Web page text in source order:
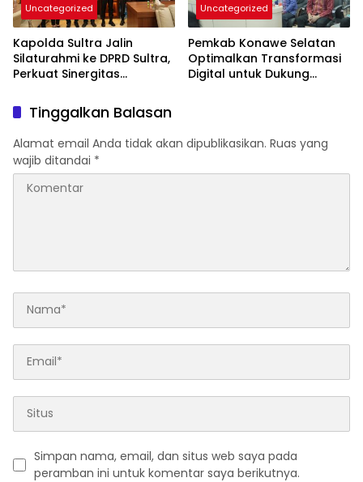
Uncategorized
Kapolda Sultra Jalin
Silaturahmi ke DPRD Sultra,
Perkuat Sinergitas
Kemajuan Daerah
Uncategorized
Pemkab Konawe Selatan
Optimalkan Transformasi
Digital untuk Dukung
Tinggalkan Balasan
Alamat email Anda tidak akan dipublikasikan. Ruas yang
wajib ditandai *
Simpan nama, email, dan situs web saya pada
peramban ini untuk komentar saya berikutnya.